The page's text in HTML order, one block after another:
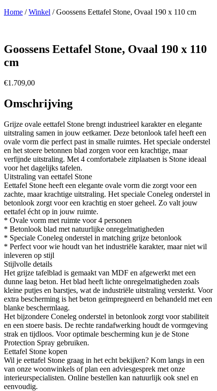
Home /Winkel /Goossens Eettafel Stone, Ovaal 190 x 110 cm
Goossens Eettafel Stone, Ovaal 190 x 110
cm
€1.709,00
Omschrijving
Grijze ovale eettafel Stone brengt industrieel karakter en elegante
uitstraling samen in jouw eetkamer. Deze betonlook tafel heeft een
ovale vorm die perfect past in smalle ruimtes. Het speciale onderstel
en het stoere betonnen blad zorgen voor een krachtige, maar
verfijnde uitstraling. Met 4 comfortabele zitplaatsen is Stone ideaal
voor het dagelijks tafelen.
Uitstraling van eettafel Stone
Eettafel Stone heeft een elegante ovale vorm die zorgt voor een
zachte, maar krachtige uitstraling. Het speciale Coneleg onderstel in
betonlook zorgt voor een krachtig en stoer geheel. Zo valt jouw
eettafel écht op in jouw ruimte.
* Ovale vorm met ruimte voor 4 personen
* Betonlook blad met natuurlijke onregelmatigheden
* Speciale Coneleg onderstel in matching grijze betonlook
* Perfect voor wie houdt van het industriële karakter, maar niet wil
inleveren op stijl
Stijlvolle details
Het grijze tafelblad is gemaakt van MDF en afgewerkt met een
dunne laag beton. Het blad heeft lichte onregelmatigheden zoals
kleine putjes en barstjes, wat de industriële uitstraling versterkt. Voor
extra bescherming is het beton geïmpregneerd en behandeld met een
blanke beschermlaag.
Het bijzondere Coneleg onderstel in betonlook zorgt voor stabiliteit
en een stoere basis. De rechte randafwerking houdt de vormgeving
strak en tijdloos. Voor optimale bescherming kun je de Stone
Protection Spray gebruiken.
Eettafel Stone kopen
Wil je eettafel Stone graag in het echt bekijken? Kom langs in een
van onze woonwinkels of plan een adviesgesprek met onze
interieurspecialisten. Online bestellen kan natuurlijk ook snel en
eenvoudig.